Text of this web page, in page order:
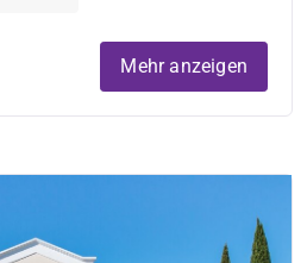
Mehr anzeigen